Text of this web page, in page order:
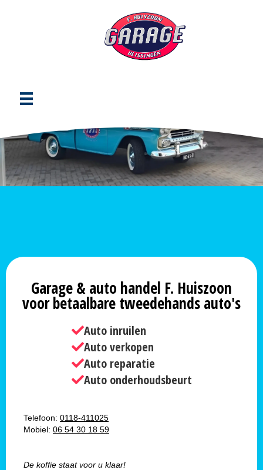
Garage & auto handel F. Huiszoon
voor betaalbare tweedehands auto's
Auto inruilen
Auto verkopen
Auto reparatie
Auto onderhoudsbeurt
Telefoon: 0118-411025
Mobiel: 06 54 30 18 59
De koffie staat voor u klaar!